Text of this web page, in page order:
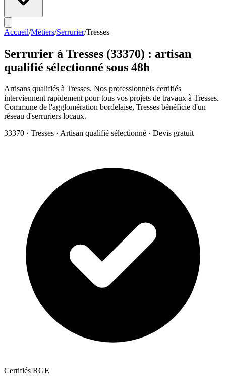
Accueil/Métiers/Serrurier/Tresses
Serrurier à Tresses (33370) : artisan
qualifié sélectionné sous 48h
Artisans qualifiés à Tresses. Nos professionnels certifiés
interviennent rapidement pour tous vos projets de travaux à Tresses.
Commune de l'agglomération bordelaise, Tresses bénéficie d'un
réseau d'serruriers locaux.
33370 · Tresses · Artisan qualifié sélectionné · Devis gratuit
Certifiés RGE